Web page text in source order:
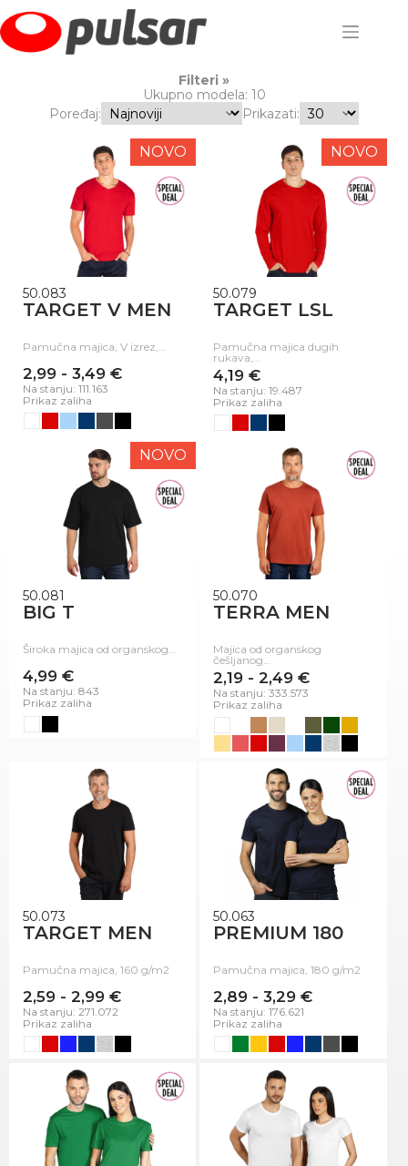
Skip
to
content
Filteri
Ukupno modela: 10
Poređaj:
Prikazati:
NOVO
50.083
TARGET V MEN
Pamučna majica, V izrez,…
2,99 - 3,49 €
Na stanju: 111.163
Prikaz zaliha
NOVO
50.079
TARGET LSL
Pamučna majica dugih
rukava,…
4,19 €
Na stanju: 19.487
Prikaz zaliha
NOVO
50.081
BIG T
Široka majica od organskog…
4,99 €
Na stanju: 843
Prikaz zaliha
50.070
TERRA MEN
Majica od organskog
češljanog…
2,19 - 2,49 €
Na stanju: 333.573
Prikaz zaliha
50.073
TARGET MEN
Pamučna majica, 160 g/m2
2,59 - 2,99 €
Na stanju: 271.072
Prikaz zaliha
50.063
PREMIUM 180
Pamučna majica, 180 g/m2
2,89 - 3,29 €
Na stanju: 176.621
Prikaz zaliha